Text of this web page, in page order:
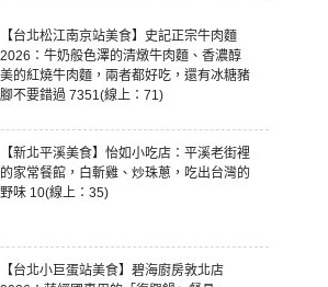
【台北松江南京站美食】史記正宗牛肉麵
2026：牛奶般色澤的清燉牛肉麵、香濃醇
美的紅燒牛肉麵，兩者都好吃，還有冰糖豬
腳不要錯過 7351(線上：71)
【新北平溪美食】怡如小吃店：平溪老街裡
的家常餐館，白斬雞、炒珠蔥，吃出台灣的
野味 10(線上：35)
【台北小巨蛋站美食】碧海廚房敦北店